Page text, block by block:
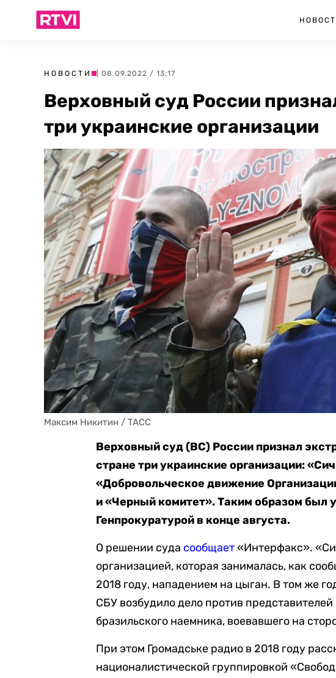
НОВОСТИ | 08.09.2022 / 13:17
Верховный суд России
три украинские организации
Максим Никитин / TACC
Верховный суд (ВС) России признал
стране три украинские организации:
«Добровольческое движение
и «Черный комитет». Таким образом был
Генпрокуратурой в конце августа.
О решении суда сообщает«Интерфакс».
организацией, которая занималась, как
2018 году, нападением на цыган. В том же
СБУ возбудило дело против
бразильского наемника, воевавшего на
При этом Громадське радио в 2018 году
националистической группировкой